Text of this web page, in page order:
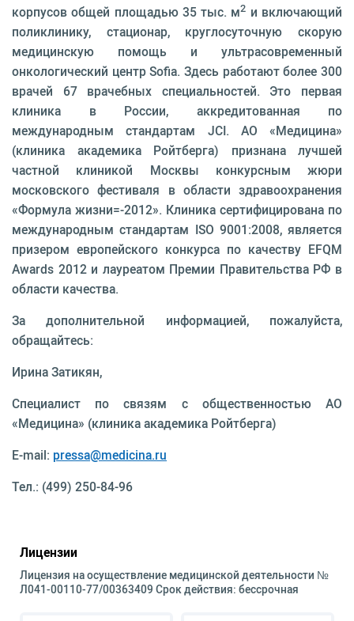
корпусов общей площадью 35 тыс. м2 и включающий
поликлинику, стационар, круглосуточную скорую
медицинскую помощь и ультрасовременный
онкологический центр Sofia. Здесь работают более 300
врачей 67 врачебных специальностей. Это первая
клиника в России, аккредитованная по
международным стандартам JCI. АО «Медицина»
(клиника академика Ройтберга) признана лучшей
частной клиникой Москвы конкурсным жюри
московского фестиваля в области здравоохранения
«Формула жизни=-2012». Клиника сертифицирована по
международным стандартам ISO 9001:2008, является
призером европейского конкурса по качеству EFQM
Awards 2012 и лауреатом Премии Правительства РФ в
области качества.
За дополнительной информацией, пожалуйста,
обращайтесь:
Ирина Затикян,
Специалист по связям с общественностью АО
«Медицина» (клиника академика Ройтберга)
E-mail: pressa@medicina.ru
Тел.: (499) 250-84-96
Лицензии
Лицензия на осуществление медицинской деятельности №
Л041-00110-77/00363409 Срок действия: бессрочная